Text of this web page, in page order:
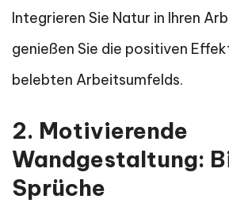
Integrieren Sie Natur in Ihren
genießen Sie die positiven
belebten Arbeitsumfelds.
2. Motivierende
Wandgestaltung:
Sprüche